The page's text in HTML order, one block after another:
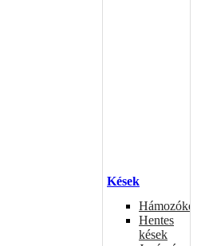
Kések
Hámozókések
Hentes
kések